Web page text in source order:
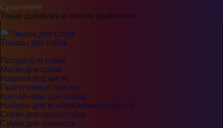
Сравнение
Товар добавлен в список сравнения
Товары для собак
Посуда для собак
Миски для собак
Коврики под миску
Прогулочные поилки
Контейнеры для корма
Наборы для вскармливания щенков
Совки для корма собак
Сумки для лакомств